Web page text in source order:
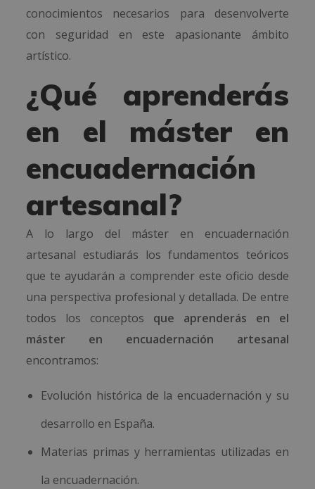
conocimientos necesarios para desenvolverte
con seguridad en este apasionante ámbito
artístico.
¿Qué aprenderás
en el máster en
encuadernación
artesanal?
A lo largo del máster en encuadernación
artesanal estudiarás los fundamentos teóricos
que te ayudarán a comprender este oficio desde
una perspectiva profesional y detallada. De entre
todos los conceptos que aprenderás en el
máster en encuadernación artesanal
encontramos:
Evolución histórica de la encuadernación y su
desarrollo en España.
Materias primas y herramientas utilizadas en
la encuadernación.